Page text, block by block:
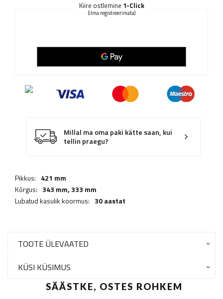
Kiire ostlemine 1-Click
(ilma registreerimata)
Millal ma oma paki kätte saan, kui
tellin praegu?
Pikkus: 421 mm
Kõrgus: 343 mm, 333 mm
Lubatud kasulik koormus: 30 aastat
TOOTE ÜLEVAATED
KÜSI KÜSIMUS
SÄÄSTKE, OSTES ROHKEM